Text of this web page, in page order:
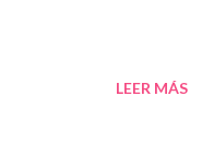
LEER MÁS